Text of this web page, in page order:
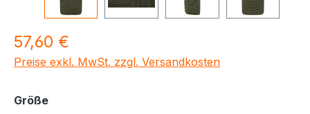
Regulärer Preis:
57,60 €
Preise exkl. MwSt. zzgl. Versandkosten
Größeauswählen